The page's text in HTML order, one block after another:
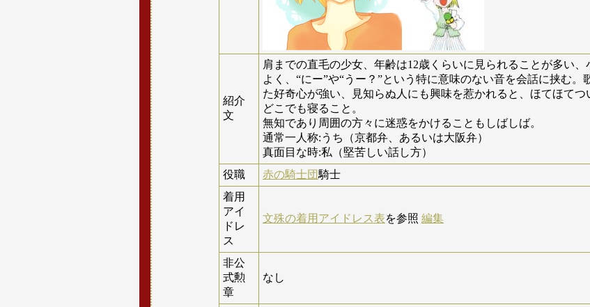
紹介
文
肩までの直毛の少女、年齢は12歳くらいに見られることが多い、
よく、“にー”や“うー？”という特に意味のない音を会話に挟む
た好奇心が強い、見知らぬ人にも興味を惹かれると、ほてほて
どこでも寝ること。
無知であり周囲の方々に迷惑をかけることもしばしば。
通常一人称:うち（京都弁、あるいは大阪弁）
真面目な時:私（堅苦しい話し方）
役職
赤の騎士団騎士
着用
アイ
ドレ
ス
文殊の着用アイドレス表を参照 編集
非公
式勲
章
なし